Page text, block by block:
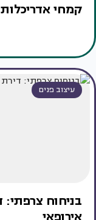
קמחי
עיצוב פנים
בניחוח